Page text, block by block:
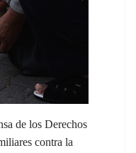
de los Derechos
contra la